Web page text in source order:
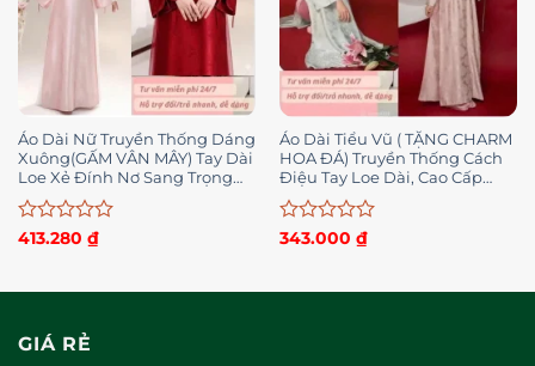
Áo Dài Nữ Truyền Thống Dáng
Xuông(GẤM VÂN MÂY) Tay Dài
Loe Xẻ Đính Nơ Sang Trọng
Quý Phái- ÁO DÀI HÓT NĂM
NAY
Được
0
sao
413.280 ₫
Áo Dài Tiểu Vũ ( TẶNG CHARM
HOA ĐÁ) Truyền Thống Cách
Điệu Tay Loe Dài, Cao Cấp
Dành Cho Lễ, Dạm Ngõ-ÁO
DÀI HOT NĂM NAY
Được
0
343.000 ₫
GIÁ RẺ